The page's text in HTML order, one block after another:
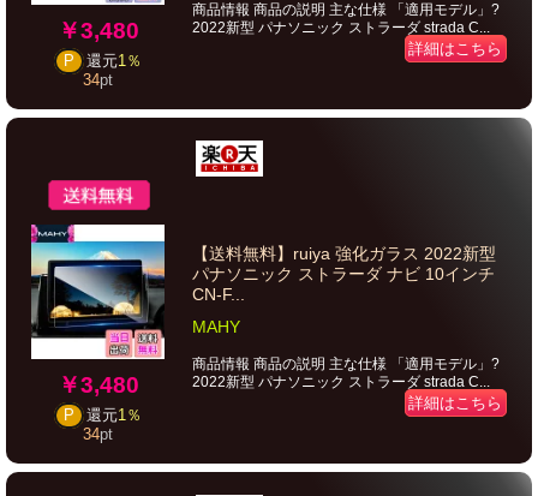
￥3,480
P 還元1％
34pt
商品情報 商品の説明 主な仕様 「適用モデル」?
2022新型 パナソニック ストラーダ strada C...
詳細はこちら
￥3,480
P 還元1％
34pt
【送料無料】ruiya 強化ガラス 2022新型
パナソニック ストラーダ ナビ 10インチ
CN-F...
MAHY
商品情報 商品の説明 主な仕様 「適用モデル」?
2022新型 パナソニック ストラーダ strada C...
詳細はこちら